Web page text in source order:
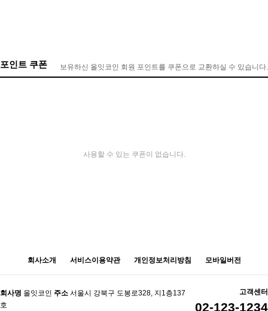
포인트 쿠폰 보유하신 올잇코인 회원 포인트를 쿠폰으로 교환하실 수 있습니다.
사용할 수 있는 쿠폰이 없습니다.
회사소개 서비스이용약관 개인정보처리방침 모바일버전
회사명 올잇코인 주소 서울시 강북구 도봉로328, 지1층137
호
고객센터
02-123-1234